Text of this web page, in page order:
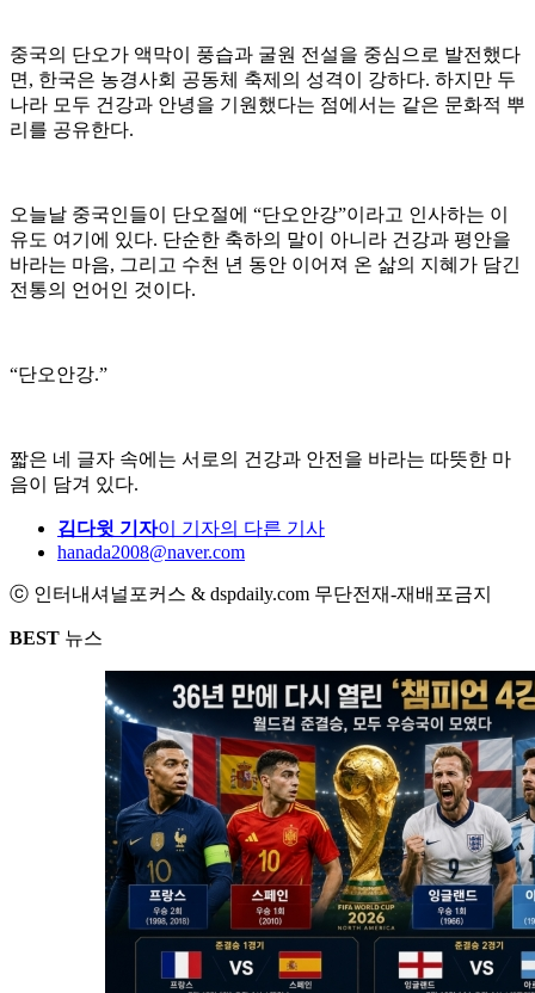
중국의 단오가 액막이 풍습과 굴원 전설을 중심으로 발전했다
면, 한국은 농경사회 공동체 축제의 성격이 강하다. 하지만 두
나라 모두 건강과 안녕을 기원했다는 점에서는 같은 문화적 뿌
리를 공유한다.
오늘날 중국인들이 단오절에 “단오안강”이라고 인사하는 이
유도 여기에 있다. 단순한 축하의 말이 아니라 건강과 평안을
바라는 마음, 그리고 수천 년 동안 이어져 온 삶의 지혜가 담긴
전통의 언어인 것이다.
“단오안강.”
짧은 네 글자 속에는 서로의 건강과 안전을 바라는 따뜻한 마
음이 담겨 있다.
김다윗 기자이 기자의 다른 기사
hanada2008@naver.com
ⓒ 인터내셔널포커스 & dspdaily.com 무단전재-재배포금지
BEST 뉴스